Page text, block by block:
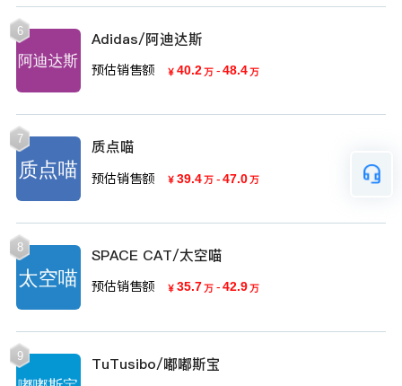
6 Adidas/阿迪达斯
预估销售额 ￥ 40.2万 - 48.4万
7 质点喵
预估销售额 ￥ 39.4万 - 47.0万
8 SPACE CAT/太空喵
预估销售额 ￥ 35.7万 - 42.9万
9 TuTusibo/嘟嘟斯宝